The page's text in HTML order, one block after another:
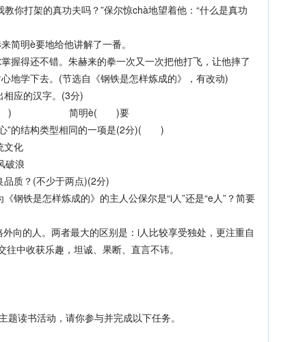
你打架的真功夫吗？”保尔惊chà地望着他：“什么是真功
明è要地给他讲解了一番。
得还不错。朱赫来的拳一次又一次把他打飞，让他摔了
地学下去。(节选自《钢铁是怎样炼成的》，有改动)
应的汉字。(3分)
简明è( )要
”的结构类型相同的一项是(2分)( )
统文化
浪
质？(不少于两点)(2分)
铁是怎样炼成的》的主人公保尔是“i人”还是“e人”？简要
向的人。两者最大的区别是：i人比较享受独处，更注重自
中收获乐趣，坦诚、果断、直言不讳。
读书活动，请你参与并完成以下任务。